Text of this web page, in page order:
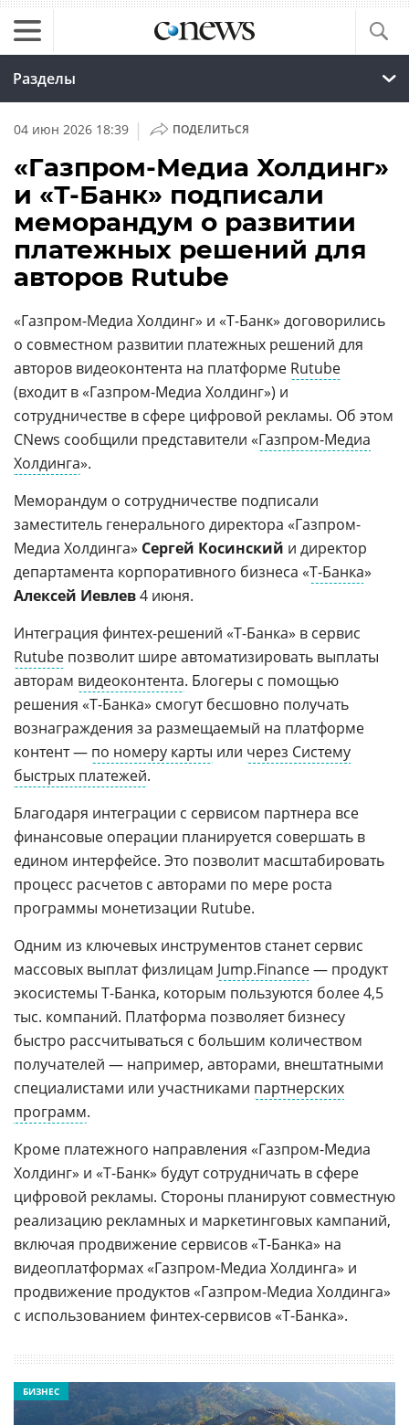
Разделы
04 июн 2026 18:39 | ПОДЕЛИТЬСЯ
«Газпром-Медиа Холдинг»
и «Т-Банк» подписали
меморандум о развитии
платежных решений для
авторов Rutube
«Газпром-Медиа Холдинг» и «Т-Банк» договорились
о совместном развитии платежных решений для
авторов видеоконтента на платформе Rutube
(входит в «Газпром-Медиа Холдинг») и
сотрудничестве в сфере цифровой рекламы. Об этом
CNews сообщили представители «Газпром-Медиа
Холдинга».
Меморандум о сотрудничестве подписали
заместитель генерального директора «Газпром-
Медиа Холдинга» Сергей Косинский и директор
департамента корпоративного бизнеса «Т-Банка»
Алексей Иевлев4 июня.
Интеграция финтех-решений «Т-Банка» в сервис
Rutube позволит шире автоматизировать выплаты
авторам видеоконтента. Блогеры с помощью
решения «Т-Банка» смогут бесшовно получать
вознаграждения за размещаемый на платформе
контент — по номеру карты или через Систему
быстрых платежей.
Благодаря интеграции с сервисом партнера все
финансовые операции планируется совершать в
едином интерфейсе. Это позволит масштабировать
процесс расчетов с авторами по мере роста
программы монетизации Rutube.
Одним из ключевых инструментов станет сервис
массовых выплат физлицам Jump.Finance— продукт
экосистемы Т-Банка, которым пользуются более 4,5
тыс. компаний. Платформа позволяет бизнесу
быстро рассчитываться с большим количеством
получателей — например, авторами, внештатными
специалистами или участниками партнерских
программ.
Кроме платежного направления «Газпром-Медиа
Холдинг» и «Т-Банк» будут сотрудничать в сфере
цифровой рекламы. Стороны планируют совместную
реализацию рекламных и маркетинговых кампаний,
включая продвижение сервисов «Т-Банка» на
видеоплатформах «Газпром-Медиа Холдинга» и
продвижение продуктов «Газпром-Медиа Холдинга»
с использованием финтех-сервисов «Т-Банка».
БИЗНЕС